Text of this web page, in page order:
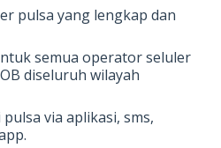
pulsa yang lengkap dan
semua operator seluler
diseluruh wilayah
via aplikasi, sms,